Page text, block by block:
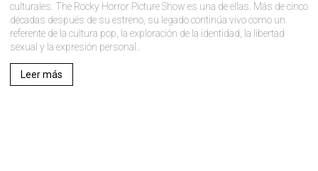
culturales. The Rocky Horror Picture Show es una de ellas. Más de cinco
décadas después de su estreno, su legado continúa vivo como un
referente de la cultura pop, la exploración de la identidad, la libertad
sexual y la expresión personal..
Leer más